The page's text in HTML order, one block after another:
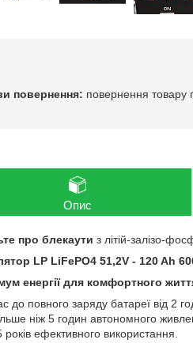
повернення товару
Опис
про блекаути з літій-залізо-
LP LiFePO4 51,2V - 120 Ah
енергії для комфортного
до повного заряду батареї від 2
ніж 5 годин автономного
років ефективного використання.